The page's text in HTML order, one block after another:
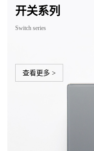
开关系列
Switch series
查看更多 >